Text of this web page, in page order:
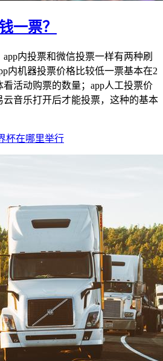
一票？
内投票和微信投票一样有两种刷
内机器投票价格比较低一票基本在2
活动购票的数量；app人工投票价
音乐打开后才能投票，这种的基本
杯在哪里举行